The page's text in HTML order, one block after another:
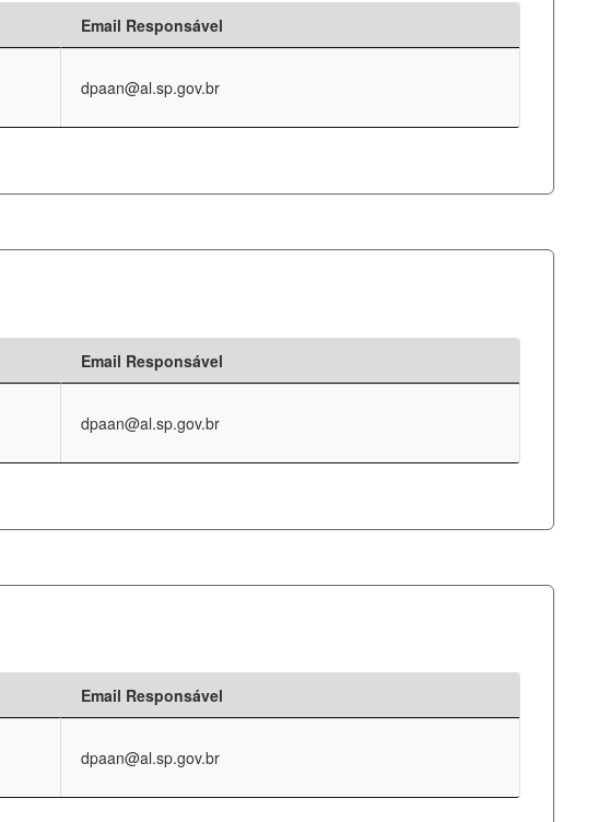
Email Responsável
dpaan@al.sp.gov.br
Email Responsável
dpaan@al.sp.gov.br
Email Responsável
dpaan@al.sp.gov.br